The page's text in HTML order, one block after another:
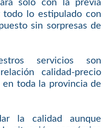
sólo con la previa
lo estipulado con
sin sorpresas de
servicios son
calidad-precio
toda la provincia de
la calidad aunque